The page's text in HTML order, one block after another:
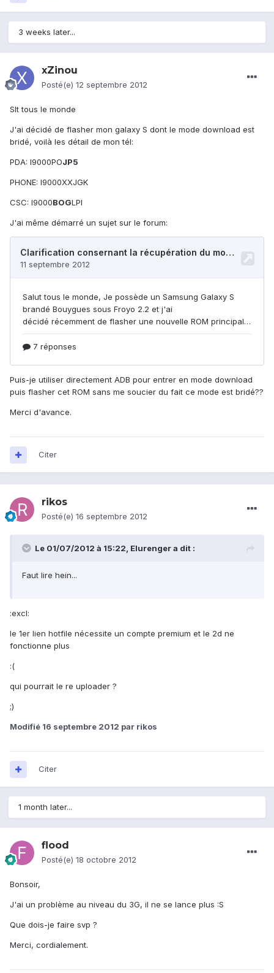
3 weeks later...
xZinou
Posté(e) 12 septembre 2012
Slt tous le monde
J'ai décidé de flasher mon galaxy S dont le mode download est
bridé, voilà les détail de mon tél:
PDA: I9000POJP5
PHONE: I9000XXJGK
CSC: I9000BOGLPI
J'ai même démarré un sujet sur le forum:
Puis-je utiliser directement ADB pour entrer en mode download
puis flasher cet ROM sans me soucier du fait ce mode est bridé??
Merci d'avance.
Citer
rikos
Posté(e) 16 septembre 2012
Le 01/07/2012 à 15:22, Elurenger a dit :
Faut lire hein...
:excl:
le 1er lien hotfile nécessite un compte premium et le 2d ne
fonctionne plus
:(
qui pourrait le re uploader ?
;)
Modifié 16 septembre 2012 par rikos
Citer
1 month later...
flood
Posté(e) 18 octobre 2012
Bonsoir,
J'ai un problème au niveau du 3G, il ne se lance plus :S
Que dois-je faire svp ?
Merci, cordialement.